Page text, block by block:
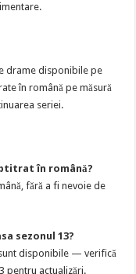
drame disponibile pe
în română pe măsură
seriei.
în română?
fără a fi nevoie de
sezonul 13?
disponibile — verifică
pentru actualizări.